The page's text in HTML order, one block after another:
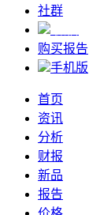
社群
购买报告
手机版
首页
资讯
分析
财报
新品
报告